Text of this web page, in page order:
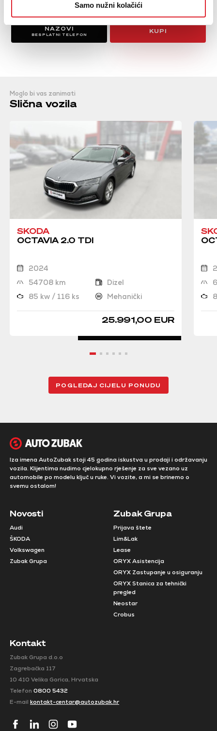
Samo nužni kolačići
NAZOVI
BESPLATNI TELEFON
KUPI
Moglo bi vas zanimati
Slična vozila
SKODA
OCTAVIA 2.0 TDI
2024
54708 km
Dizel
85 kw / 116 ks
Mehanički
25.991,00 EUR
POGLEDAJ CIJELU PONUDU
Iza imena AutoZubak stoji 45 godina iskustva u prodaji i održavanju
vozila. Klijentima nudimo cjelokupno rješenje za sve vezano uz
automobile po modelu ključ u ruke. Vi vozite, a mi se brinemo o
svemu ostalom!
Novosti
Audi
ŠKODA
Volkswagen
Zubak Grupa
Zubak Grupa
Prijava štete
Lim&Lak
Lease
ORYX Asistencija
ORYX Zastupanje u osiguranju
ORYX Stanica za tehnički
pregled
Neostar
Crobus
Kontakt
Zubak Grupa d.o.o
Zagrebačka 117
10 410 Velika Gorica, Hrvatska
Telefon 0800 5432
E-mail kontakt-centar@autozubak.hr